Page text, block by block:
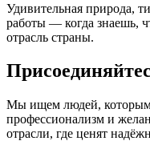
Удивительная природа,
работы — когда знаешь,
отрасль страны.
Мы ищем людей, которым
профессионализм и
отрасли, где ценят